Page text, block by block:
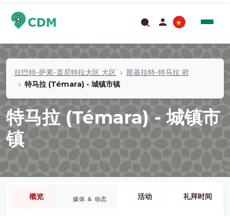
拉巴特-萨累-盖尼特拉大区 大区
斯基拉特-特马拉 府
特马拉 (Témara) - 城镇市镇
特马拉 (Témara) - 城镇市
镇
概览 媒体 & 动态 活动 礼拜时间